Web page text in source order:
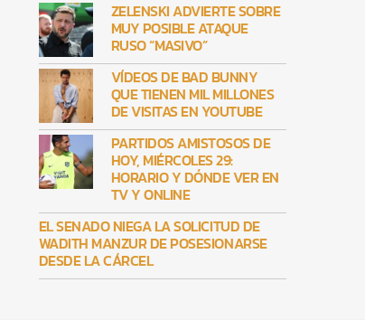
ZELENSKI ADVIERTE SOBRE
MUY POSIBLE ATAQUE
RUSO “MASIVO”
VÍDEOS DE BAD BUNNY
QUE TIENEN MIL MILLONES
DE VISITAS EN YOUTUBE
PARTIDOS AMISTOSOS DE
HOY, MIÉRCOLES 29:
HORARIO Y DÓNDE VER EN
TV Y ONLINE
EL SENADO NIEGA LA SOLICITUD DE
WADITH MANZUR DE POSESIONARSE
DESDE LA CÁRCEL